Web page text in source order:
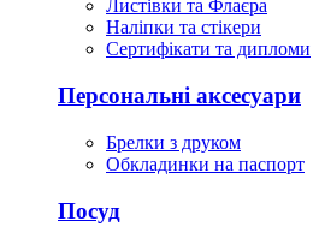
Листівки та Флаєра
Наліпки та стікери
Сертифікати та дипломи
Персональні аксесуари
Брелки з друком
Обкладинки на паспорт
Посуд